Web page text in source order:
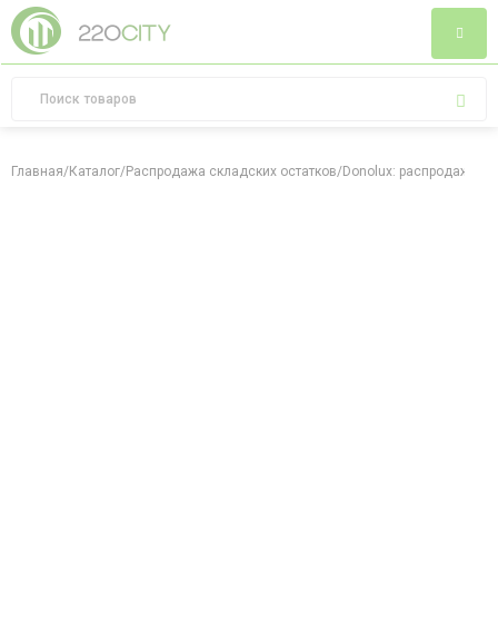
Главная/Каталог/Распродажа складских остатков/Donolux: распродажа